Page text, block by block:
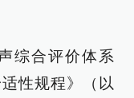
综合评价体系
性规程》（以